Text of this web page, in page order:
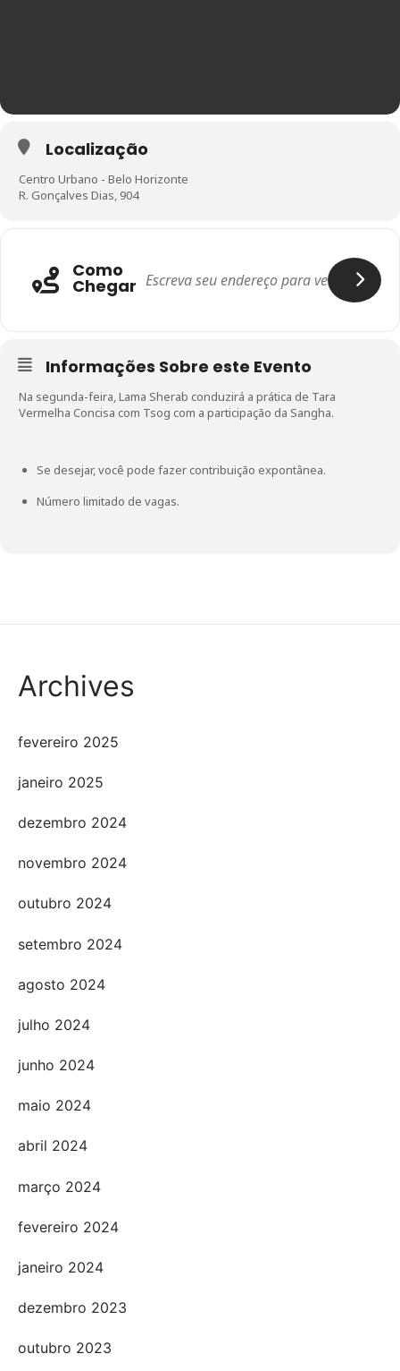
Localização
Centro Urbano - Belo Horizonte
R. Gonçalves Dias, 904
Como
Chegar
Informações Sobre este Evento
Na segunda-feira, Lama Sherab conduzirá a prática de Tara
Vermelha Concisa com Tsog com a participação da Sangha.
Se desejar, você pode fazer contribuição expontânea.
Número limitado de vagas.
Archives
fevereiro 2025
janeiro 2025
dezembro 2024
novembro 2024
outubro 2024
setembro 2024
agosto 2024
julho 2024
junho 2024
maio 2024
abril 2024
março 2024
fevereiro 2024
janeiro 2024
dezembro 2023
outubro 2023